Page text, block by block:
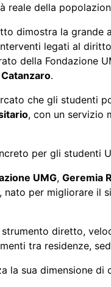
reale della
dimostra la grande
legati al
della Fondazione
.
che gli studenti
, con un servizio
per gli studenti
UMG, Geremia
per migliorare il
diretto,
tra residenze,
la sua dimensione di